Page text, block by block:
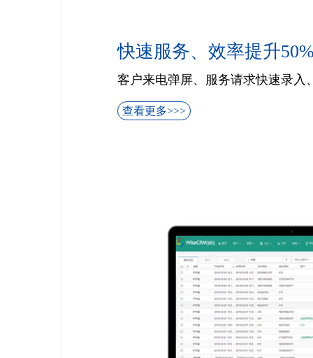
快速服务、效率提升
客户来电弹屏、服务请求快速录入
查看更多>>>